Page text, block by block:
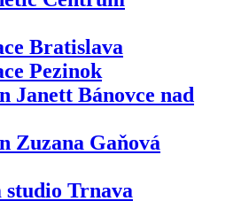
Bratislava
Pezinok
Janett Bánovce nad
Zuzana Gaňová
studio Trnava